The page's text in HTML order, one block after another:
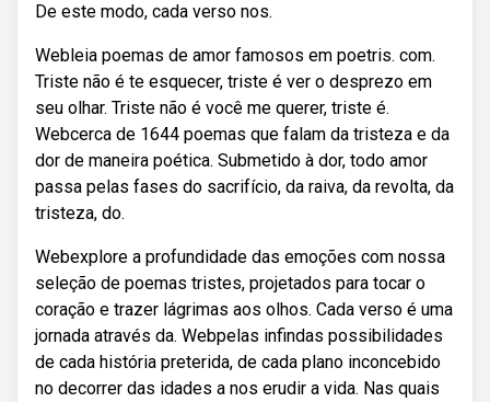
De este modo, cada verso nos.
Webleia poemas de amor famosos em poetris. com.
Triste não é te esquecer, triste é ver o desprezo em
seu olhar. Triste não é você me querer, triste é.
Webcerca de 1644 poemas que falam da tristeza e da
dor de maneira poética. Submetido à dor, todo amor
passa pelas fases do sacrifício, da raiva, da revolta, da
tristeza, do.
Webexplore a profundidade das emoções com nossa
seleção de poemas tristes, projetados para tocar o
coração e trazer lágrimas aos olhos. Cada verso é uma
jornada através da. Webpelas infindas possibilidades
de cada história preterida, de cada plano inconcebido
no decorrer das idades a nos erudir a vida. Nas quais